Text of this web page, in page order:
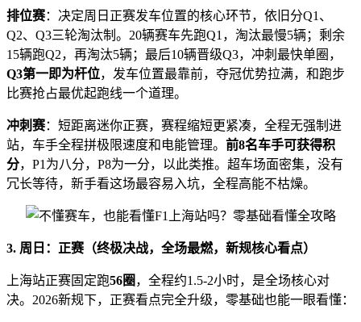
排位赛：决定周日正赛发车位置的核心环节，依旧分Q1、
Q2、Q3三轮淘汰制。20辆赛车先跑Q1，淘汰最慢5辆；剩余
15辆跑Q2，再淘汰5辆；最后10辆晋级Q3，冲刺最快单圈，
Q3第一即为杆位，发车位置最靠前，夺冠优势拉满，和跑步
比赛抢占最优起跑线一个道理。
冲刺赛：短距离迷你正赛，赛程缩短更紧凑，全程无强制进
站，车手全程拼极限速度和电能管理。 前8名车手可获得积
分，P1为八分，P8为一分，以此类推。超车场面密集，没有
冗长等待，新手看这场最容易入坑，全程高能不枯燥。
3. 周日：正赛（终极决战，全场最燃，新规核心看点）
上海站正赛固定跑56圈 ，全程约1.5-2小时，是全场核心对
决。2026新规下，正赛看点完全升级，零基础也能一眼看懂：